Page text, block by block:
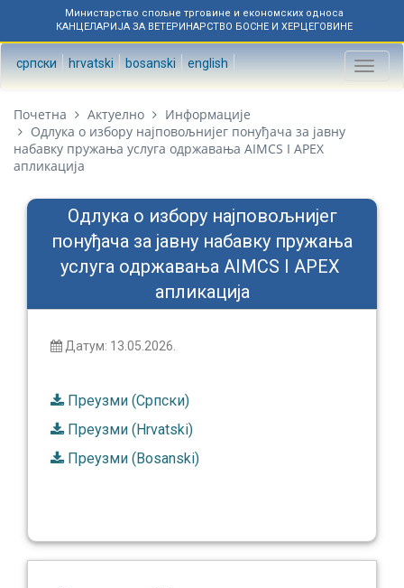
Министарство спољне трговине и економских односа
КАНЦЕЛАРИЈА ЗА ВЕТЕРИНАРСТВО БОСНЕ И ХЕРЦЕГОВИНЕ
српски hrvatski bosanski english
Toggle
Почетна Актуелно
Информације
Одлука о избору најповољнијег понуђача за јавну
набавку пружања услуга одржавања AIMCS I APEX
апликација
Одлука о избору најповољнијег
понуђача за јавну набавку пружања
услуга одржавања AIMCS I APEX
апликација
Датум: 13.05.2026.
Преузми (Српски)
Преузми (Hrvatski)
Преузми (Bosanski)